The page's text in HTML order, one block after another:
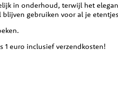
in onderhoud, terwijl het
gebruiken voor al je
1 euro inclusief verzendkosten!